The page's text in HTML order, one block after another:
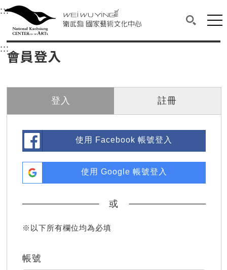
衛武營國家藝術文化中心
中央內容區塊，為本頁主要內容區。
:::選單連結區塊，此區塊列有本網站主要連結。
衛武營國家藝術文化中心
搜尋(開
網
::: 中央內容區塊，為本頁主要內容區。
會員登入
登入 註冊
使用 Facebook 帳號登入
使用 Google 帳號登入
或
※以下所有欄位均為必填
帳號